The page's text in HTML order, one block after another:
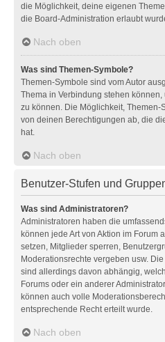
die Möglichkeit, deine eigenen
die Board-Administration erlaubt
Nach oben
Was sind Themen-Symbole?
Themen-Symbole sind vom Autor
Thema in Verbindung stehen
zu können. Die Möglichkeit,
von deinen Berechtigungen ab, die
hat.
Nach oben
Benutzer-Stufen und
Was sind Administratoren?
Administratoren haben die
können jede Art von Aktion im Forum
setzen, Mitglieder sperren,
Moderationsrechte vergeben usw.
sind allerdings davon abhängig,
Forums oder ein anderer
können auch volle
entsprechende Recht erteilt wurde.
Nach oben